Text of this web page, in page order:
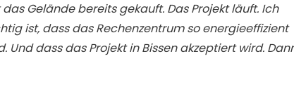
Gelände bereits gekauft. Das Projekt läuft. Ich
ist, dass das Rechenzentrum so energieeffizient
dass das Projekt in Bissen akzeptiert wird.